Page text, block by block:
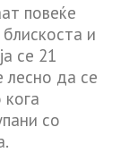
повеќе
и
се 21
лесно да се
со